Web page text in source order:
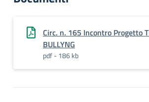
Circ. n. 165 Incontro Progetto
BULLYNG
pdf - 186 kb